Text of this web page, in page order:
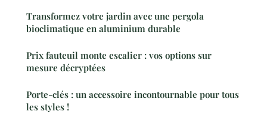
Transformez votre jardin avec une pergola
bioclimatique en aluminium durable
Prix fauteuil monte escalier : vos options sur
mesure décryptées
Porte-clés : un accessoire incontournable pour tous
les styles !